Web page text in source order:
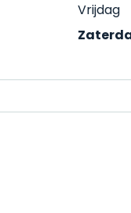
Vrijdag